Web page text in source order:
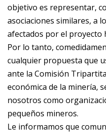
objetivo es representar,
asociaciones similares, a
afectados por el proyecto
Por lo tanto,
cualquier propuesta que
ante la Comisión
económica de la minería,
nosotros como
pequeños mineros.
Le informamos que